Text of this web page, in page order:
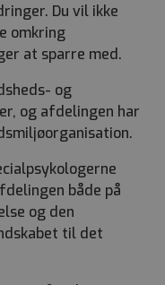
Du vil ikke
omkring
at sparre med.
og
og afdelingen har
både på
og den
til det